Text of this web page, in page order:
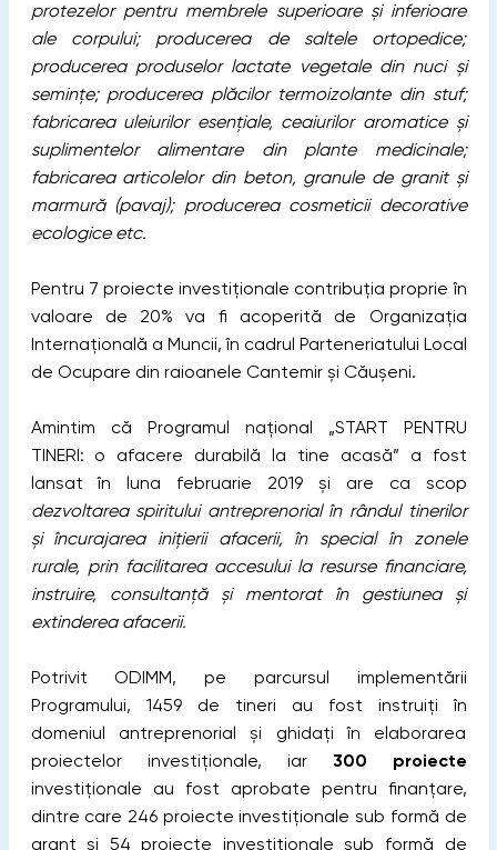
protezelor pentru membrele superioare și inferioare
ale corpului; producerea de saltele ortopedice;
producerea produselor lactate vegetale din nuci și
semințe; producerea plăcilor termoizolante din stuf;
fabricarea uleiurilor esențiale, ceaiurilor aromatice și
suplimentelor alimentare din plante medicinale;
fabricarea articolelor din beton, granule de granit și
marmură (pavaj); producerea cosmeticii decorative
ecologice etc.
Pentru 7 proiecte investiționale contribuția proprie în
valoare de 20% va fi acoperită de Organizația
Internațională a Muncii, în cadrul Parteneriatului Local
de Ocupare din raioanele Cantemir și Căușeni.
Amintim că Programul național „START PENTRU
TINERI: o afacere durabilă la tine acasă” a fost
lansat în luna februarie 2019 și are ca scop
dezvoltarea spiritului antreprenorial în rândul tinerilor
și încurajarea inițierii afacerii, în special în zonele
rurale, prin facilitarea accesului la resurse financiare,
instruire, consultanță și mentorat în gestiunea și
extinderea afacerii.
Potrivit ODIMM, pe parcursul implementării
Programului, 1459 de tineri au fost instruiți în
domeniul antreprenorial și ghidați în elaborarea
proiectelor investiționale, iar 300 proiecte
investiționale au fost aprobate pentru finanțare,
dintre care 246 proiecte investiționale sub formă de
grant și 54 proiecte investiționale sub formă de